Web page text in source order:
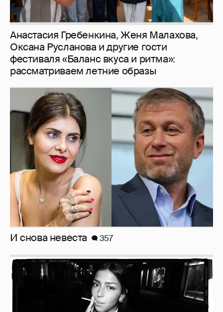
Анастасия Гребенкина, Женя Малахова,
Оксана Русланова и другие гости
фестиваля «Баланс вкуса и ритма»:
рассматриваем летние образы
И снова невеста 357